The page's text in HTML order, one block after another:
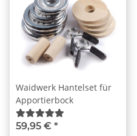
Waidwerk Hantelset für
Apportierbock
59,95 € *